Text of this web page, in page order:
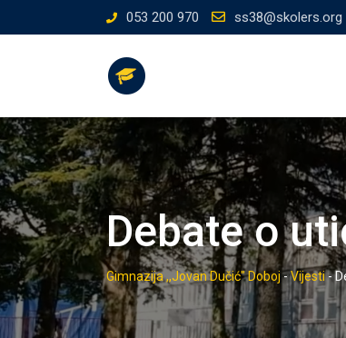
to
053 200 970 ss38@skolers.org
Debate o
Gimnazija ,,Jovan Dučić" Doboj-Vijesti-